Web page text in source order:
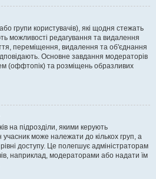
групи користувачів), які щодня стежать
можливості редагування та видалення
переміщення, видалення та об'єднання
Основне завдання модераторів
(оффтопік) та розміщень образливих
на підрозділи, якими керують
може належати до кількох груп, а
доступу. Це полегшує адміністраторам
наприклад, модераторами або надати їм